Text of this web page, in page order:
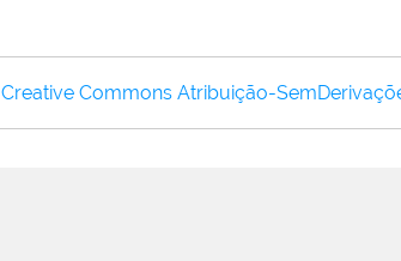
Creative Commons Atribuição-